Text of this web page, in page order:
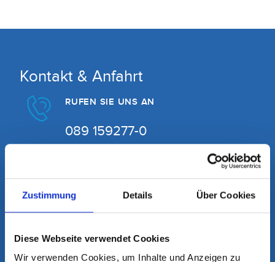
Zustimmung Details Über Cookies
Diese Webseite verwendet Cookies
Wir verwenden Cookies, um Inhalte und Anzeigen zu
Kontakt & Anfahrt
RUFEN SIE UNS AN
089 159277-0
Telefonisch sind wir erreichbar:
Montag - Freitag von 07:30 - 19:00 Uhr
info@mvz-im-helios.de